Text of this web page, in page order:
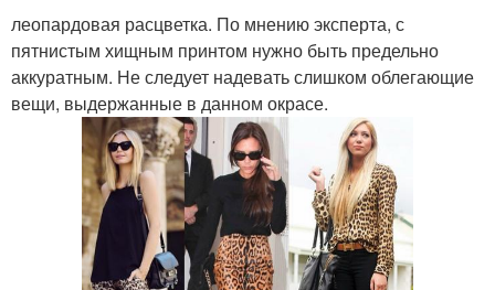
леопардовая расцветка. По мнению эксперта, с
пятнистым хищным принтом нужно быть предельно
аккуратным. Не следует надевать слишком облегающие
вещи, выдержанные в данном окрасе.